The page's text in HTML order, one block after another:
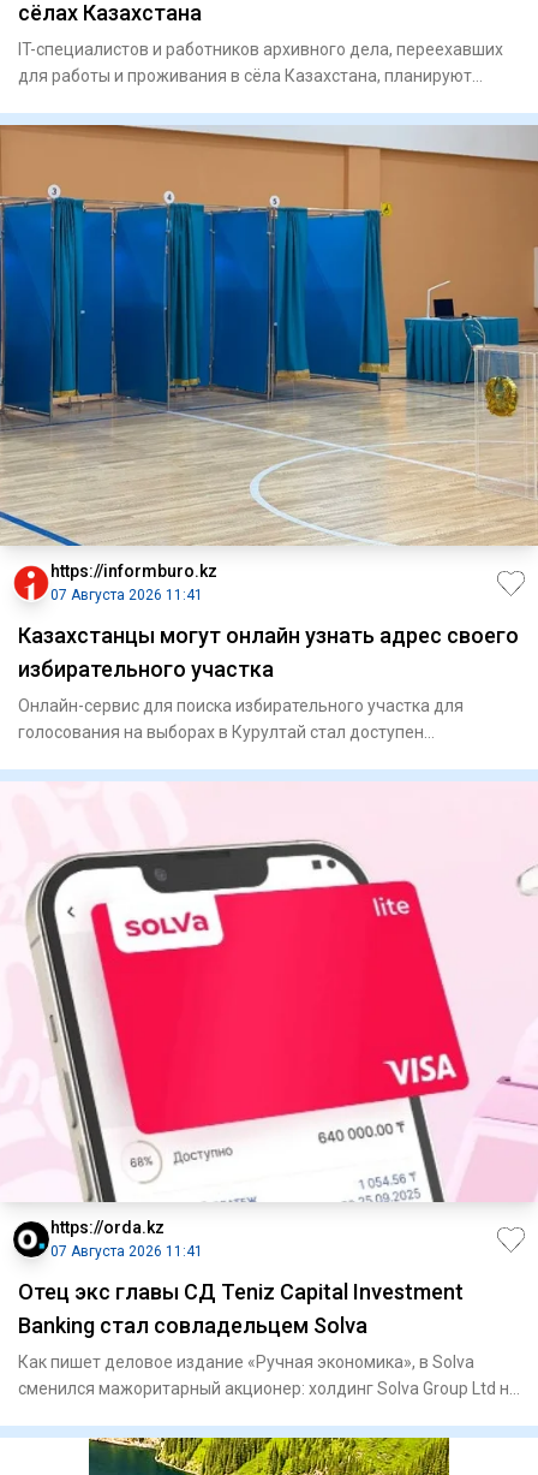
сёлах Казахстана
IT-специалистов и работников архивного дела, переехавших
для работы и проживания в сёла Казахстана, планируют
https://informburo.kz
07 Августа 2026 11:41
Казахстанцы могут онлайн узнать адрес своего
избирательного участка
Онлайн-сервис для поиска избирательного участка для
голосования на выборах в Курултай стал доступен
https://orda.kz
07 Августа 2026 11:41
Отец экс главы СД Teniz Capital Investment
Banking стал совладельцем Solva
Как пишет деловое издание «Ручная экономика», в Solva
сменился мажоритарный акционер: холдинг Solva Group Ltd на